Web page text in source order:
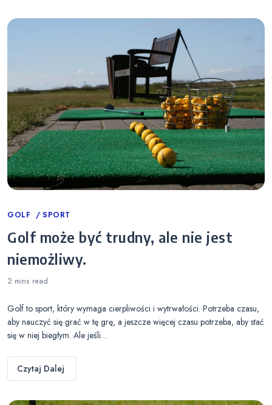
Categories
GOLF SPORT
Golf może być trudny, ale nie jest
niemożliwy.
2 mins read
Golf to sport, który wymaga cierpliwości i wytrwałości. Potrzeba czasu,
aby nauczyć się grać w tę grę, a jeszcze więcej czasu potrzeba, aby stać
się w niej biegłym. Ale jeśli…
Czytaj Dalej